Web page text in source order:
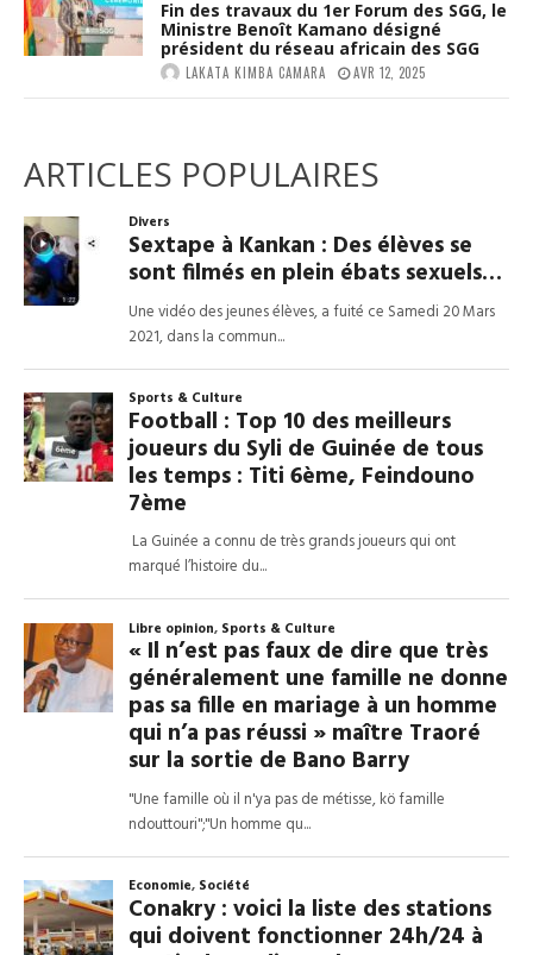
Fin des travaux du 1er Forum des SGG, le
Ministre Benoît Kamano désigné
président du réseau africain des SGG
LAKATA KIMBA CAMARA AVR 12, 2025
ARTICLES POPULAIRES